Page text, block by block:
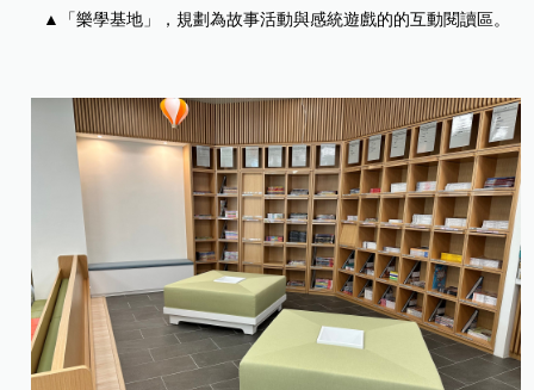
▲「樂學基地」，規劃為故事活動與感統遊戲的的互動閱讀區。